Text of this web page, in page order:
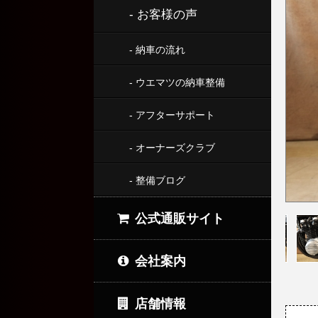
- お客様の声
- 納車の流れ
- ウエマツの納車整備
- アフターサポート
- オーナーズクラブ
- 整備ブログ
公式通販サイト
会社案内
店舗情報